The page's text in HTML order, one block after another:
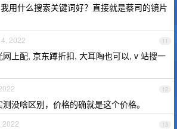
用什么搜索关键词好？直接就是蔡司的镜片
11
2022
上配, 京东蹲折扣, 大耳陶也可以, v 站搜一
12
没啥区别，价格的确就是这个价格。
13
2022